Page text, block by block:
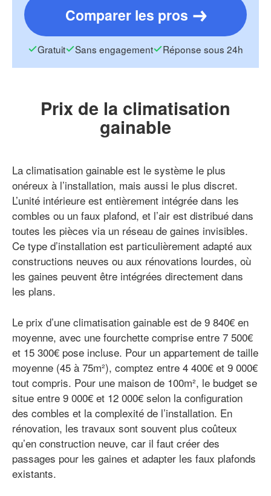
Comparer les pros
Gratuit Sans engagement Réponse sous 24h
Prix de la climatisation
gainable
La climatisation gainable est le système le plus
onéreux à l’installation, mais aussi le plus discret.
L’unité intérieure est entièrement intégrée dans les
combles ou un faux plafond, et l’air est distribué dans
toutes les pièces via un réseau de gaines invisibles.
Ce type d’installation est particulièrement adapté aux
constructions neuves ou aux rénovations lourdes, où
les gaines peuvent être intégrées directement dans
les plans.
Le prix d’une climatisation gainable est de 9 840€ en
moyenne, avec une fourchette comprise entre 7 500€
et 15 300€ pose incluse. Pour un appartement de taille
moyenne (45 à 75m²), comptez entre 4 400€ et 9 000€
tout compris. Pour une maison de 100m², le budget se
situe entre 9 000€ et 12 000€ selon la configuration
des combles et la complexité de l’installation. En
rénovation, les travaux sont souvent plus coûteux
qu’en construction neuve, car il faut créer des
passages pour les gaines et adapter les faux plafonds
existants.